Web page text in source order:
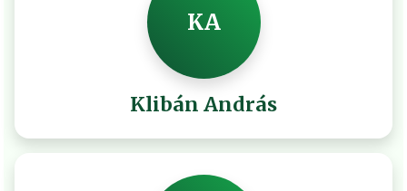
KA
Klibán András